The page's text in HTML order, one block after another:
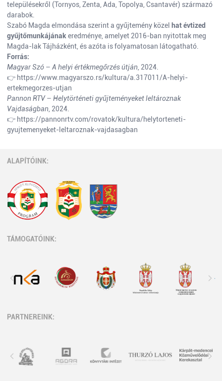
településekről (Tornyos, Zenta, Ada, Topolya, Csantavér) származó
darabok.
Szabó Magda elmondása szerint a gyűjtemény közel hat évtized
gyűjtőmunkájának eredménye, amelyet 2016-ban nyitottak meg
Magda-lak Tájházként, és azóta is folyamatosan látogatható.
Forrás:
Magyar Szó – A helyi értékmegőrzés útján , 2024.
👉 https://www.magyarszo.rs/kultura/a.317011/A-helyi-
ertekmegorzes-utjan
Pannon RTV– Helytörténeti gyűjteményeket leltároznak
Vajdaságban , 2024.
👉 https://pannonrtv.com/rovatok/kultura/helytorteneti-
gyujtemenyeket-leltaroznak-vajdasagban
ALAPÍTÓINK:
TÁMOGATÓINK:
PARTNEREINK: